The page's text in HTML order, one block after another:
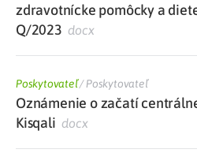
zdravotnícke pomôcky a
Q/2023 docx
Poskytovateľ/Poskytovateľ
Oznámenie o začatí
Kisqali docx